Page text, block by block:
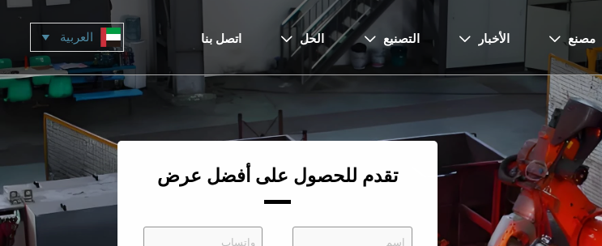
مصنع  الأخبار  التصنيع  الحل  اتصل بنا العربية 
تقدم للحصول على أفضل عرض